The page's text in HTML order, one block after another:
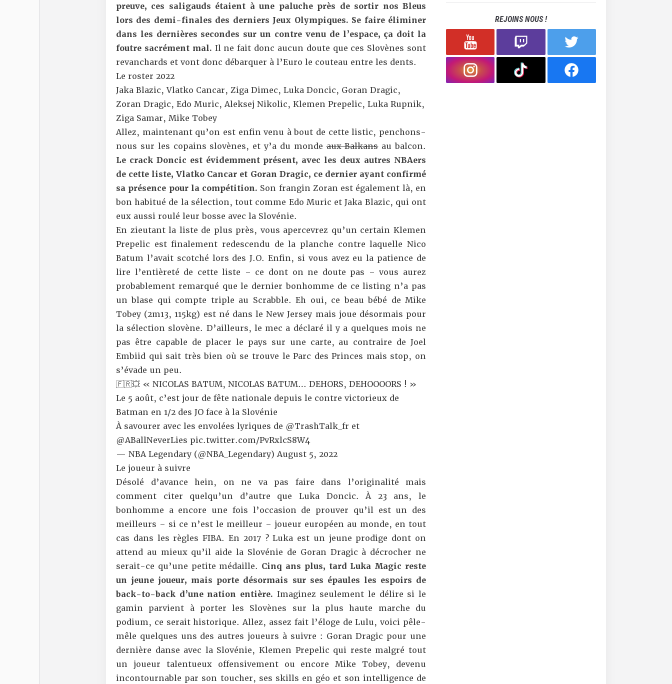
preuve, ces saligauds étaient à une paluche près de sortir nos Bleus
lors des demi-finales des derniers Jeux Olympiques. Se faire éliminer
dans les dernières secondes sur un contre venu de l’espace, ça doit la
foutre sacrément mal. Il ne fait donc aucun doute que ces Slovènes sont
revanchards et vont donc débarquer à l’Euro le couteau entre les dents.
Le roster 2022
Jaka Blazic, Vlatko Cancar, Ziga Dimec, Luka Doncic, Goran Dragic,
Zoran Dragic, Edo Muric, Aleksej Nikolic, Klemen Prepelic, Luka Rupnik,
Ziga Samar, Mike Tobey
Allez, maintenant qu’on est enfin venu à bout de cette listic, penchons-
nous sur les copains slovènes, et y’a du mondeaux Balkansau balcon.
Le crack Doncic est évidemment présent, avec les deux autres NBAers
de cette liste, Vlatko Cancar et Goran Dragic, ce dernier ayant confirmé
sa présence pour la compétition. Son frangin Zoran est également là, en
bon habitué de la sélection, tout comme Edo Muric et Jaka Blazic, qui ont
eux aussi roulé leur bosse avec la Slovénie.
En zieutant la liste de plus près, vous apercevrez qu’un certain Klemen
Prepelic est finalement redescendu de la planche contre laquelle Nico
Batum l’avait scotché lors des J.O. Enfin, si vous avez eu la patience de
lire l’entièreté de cette liste – ce dont on ne doute pas – vous aurez
probablement remarqué que le dernier bonhomme de ce listing n’a pas
un blase qui compte triple au Scrabble. Eh oui, ce beau bébé de Mike
Tobey (2m13, 115kg) est né dans le New Jersey mais joue désormais pour
la sélection slovène. D’ailleurs, le mec a déclaré il y a quelques mois ne
pas être capable de placer le pays sur une carte, au contraire de Joel
Embiid qui sait très bien où se trouve le Parc des Princes mais stop, on
s’évade un peu.
🇫🇷💥 « NICOLAS BATUM, NICOLAS BATUM… DEHORS, DEHOOOORS ! »
Le 5 août, c’est jour de fête nationale depuis le contre victorieux de
Batman en 1/2 des JO face à la Slovénie
À savourer avec les envolées lyriques de @TrashTalk_fr et
@ABallNeverLies pic.twitter.com/PvRxlcS8W4
— NBA Legendary (@NBA_Legendary)August 5, 2022
Le joueur à suivre
Désolé d’avance hein, on ne va pas faire dans l’originalité mais
comment citer quelqu’un d’autre que Luka Doncic. À 23 ans, le
bonhomme a encore une fois l’occasion de prouver qu’il est un des
meilleurs – si ce n’est le meilleur – joueur européen au monde, en tout
cas dans les règles FIBA. En 2017 ? Luka est un jeune prodige dont on
attend au mieux qu’il aide la Slovénie de Goran Dragic à décrocher ne
serait-ce qu’une petite médaille. Cinq ans plus, tard Luka Magic reste
un jeune joueur, mais porte désormais sur ses épaules les espoirs de
back-to-back d’une nation entière. Imaginez seulement le délire si le
gamin parvient à porter les Slovènes sur la plus haute marche du
podium, ce serait historique. Allez, assez fait l’éloge de Lulu, voici pêle-
mêle quelques uns des autres joueurs à suivre : Goran Dragic pour une
dernière danse avec la Slovénie, Klemen Prepelic qui reste malgré tout
un joueur talentueux offensivement ou encore Mike Tobey, devenu
incontournable par son toucher, ses skills en géo et son intelligence de
REJOINS NOUS !